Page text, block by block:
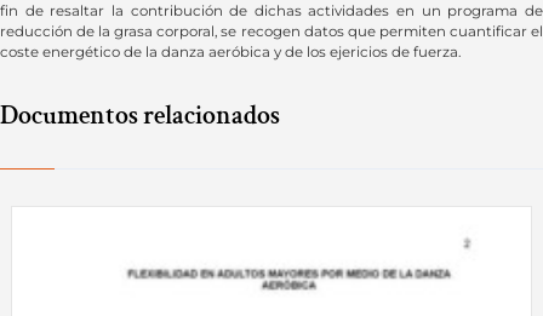
fin de resaltar la contribución de dichas actividades en un programa de
reducción de la grasa corporal, se recogen datos que permiten cuantificar el
coste energético de la danza aeróbica y de los ejericios de fuerza.
Documentos relacionados